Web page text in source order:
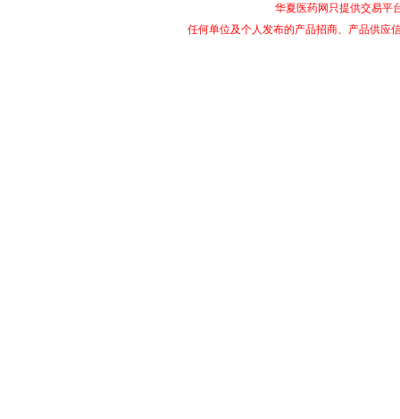
华夏医药网只提供交易平
任何单位及个人发布的产品招商、产品供应